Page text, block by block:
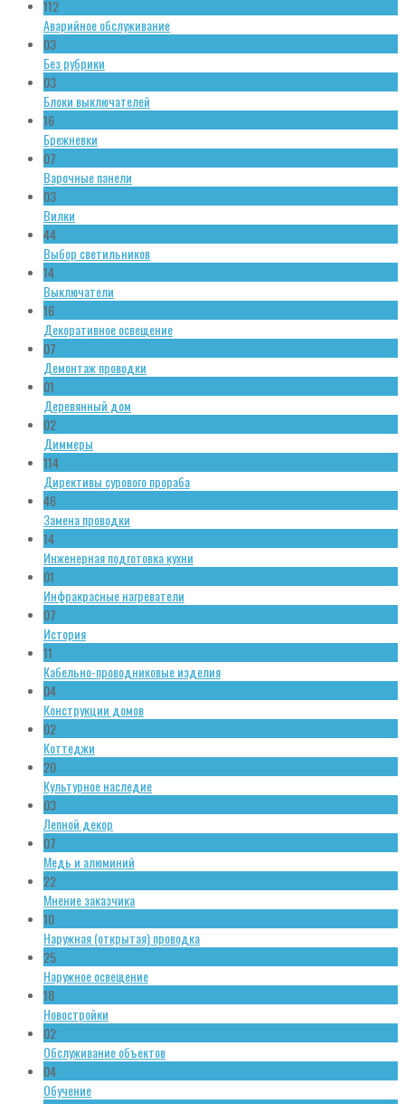
112
Аварийное обслуживание
03
Без рубрики
03
Блоки выключателей
16
Брежневки
07
Варочные панели
03
Вилки
44
Выбор светильников
14
Выключатели
16
Декоративное освещение
07
Демонтаж проводки
01
Деревянный дом
02
Диммеры
114
Директивы сурового прораба
46
Замена проводки
14
Инженерная подготовка кухни
01
Инфракрасные нагреватели
07
История
11
Кабельно-проводниковые изделия
04
Конструкции домов
02
Коттеджи
20
Культурное наследие
03
Лепной декор
07
Медь и алюминий
22
Мнение заказчика
10
Наружная (открытая) проводка
25
Наружное освещение
18
Новостройки
02
Обслуживание объектов
04
Обучение